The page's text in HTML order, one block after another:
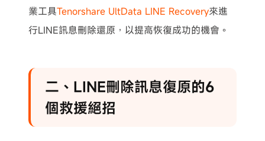
業工具Tenorshare UltData LINE Recovery來進
行LINE訊息刪除還原，以提高恢復成功的機會。
二、LINE刪除訊息復原的6
個救援絕招